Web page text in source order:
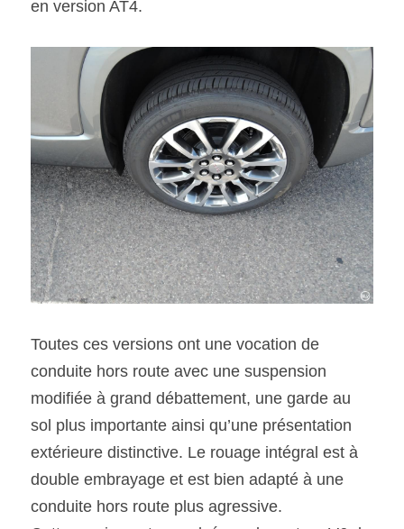
en version AT4.
Toutes ces versions ont une vocation de
conduite hors route avec une suspension
modifiée à grand débattement, une garde au
sol plus importante ainsi qu’une présentation
extérieure distinctive. Le rouage intégral est à
double embrayage et est bien adapté à une
conduite hors route plus agressive.